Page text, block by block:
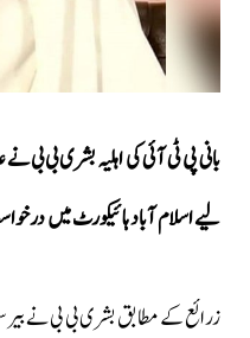
بانی پی ٹی آئی کی اہلیہ بشری بی
لیے اسلام آباد ہائیکورٹ میں
زرائع کے مطابق بشری بی بی نے